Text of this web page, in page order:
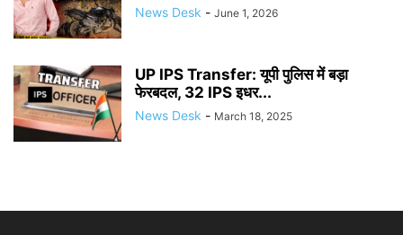
News Desk - June 1, 2026
UP IPS Transfer: यूपी पुलिस में बड़ा
फेरबदल, 32 IPS इधर...
News Desk - March 18, 2025